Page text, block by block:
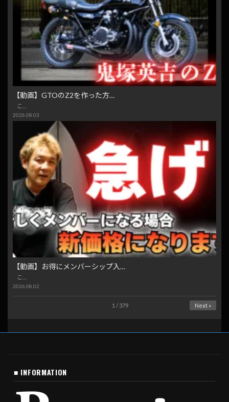
【動画】GTOのZ2を作った方…
こ…
2026.08.03
【動画】お得にメンバーシップ入…
こ…
2026.08.02
1 / 379 Next »
■ INFORMATION